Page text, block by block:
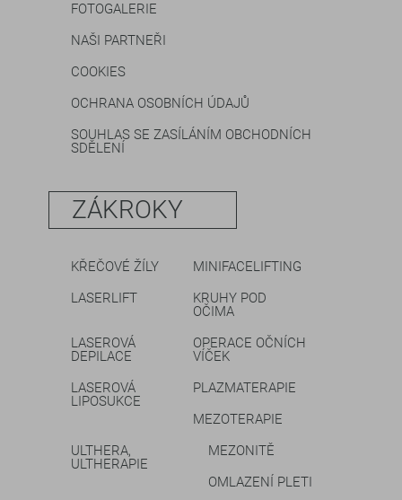
FOTOGALERIE
NAŠI PARTNEŘI
COOKIES
OCHRANA OSOBNÍCH ÚDAJŮ
SOUHLAS SE ZASÍLÁNÍM OBCHODNÍCH
SDĚLENÍ
ZÁKROKY
KŘEČOVÉ ŽÍLY
MINIFACELIFTING
LASERLIFT
KRUHY POD
OČIMA
LASEROVÁ
DEPILACE
OPERACE OČNÍCH
VÍČEK
LASEROVÁ
LIPOSUKCE
PLAZMATERAPIE
MEZOTERAPIE
ULTHERA,
ULTHERAPIE
MEZONITĚ
OMLAZENÍ PLETI